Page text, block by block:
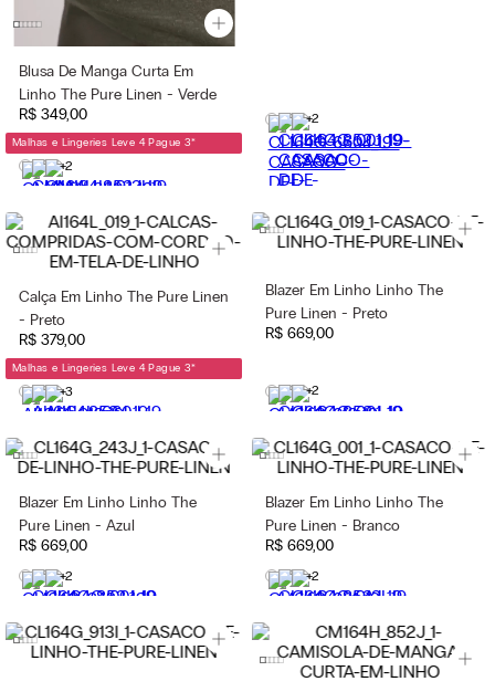
Blusa De Manga Curta Em
Linho The Pure Linen - Verde
R$ 349,00
Malhas e Lingeries Leve 4 Pague 3*
+2
+2
Calça Em Linho The Pure Linen
- Preto
R$ 379,00
Malhas e Lingeries Leve 4 Pague 3*
+3
Blazer Em Linho Linho The
Pure Linen - Preto
R$ 669,00
+2
Blazer Em Linho Linho The
Pure Linen - Azul
R$ 669,00
+2
Blazer Em Linho Linho The
Pure Linen - Branco
R$ 669,00
+2